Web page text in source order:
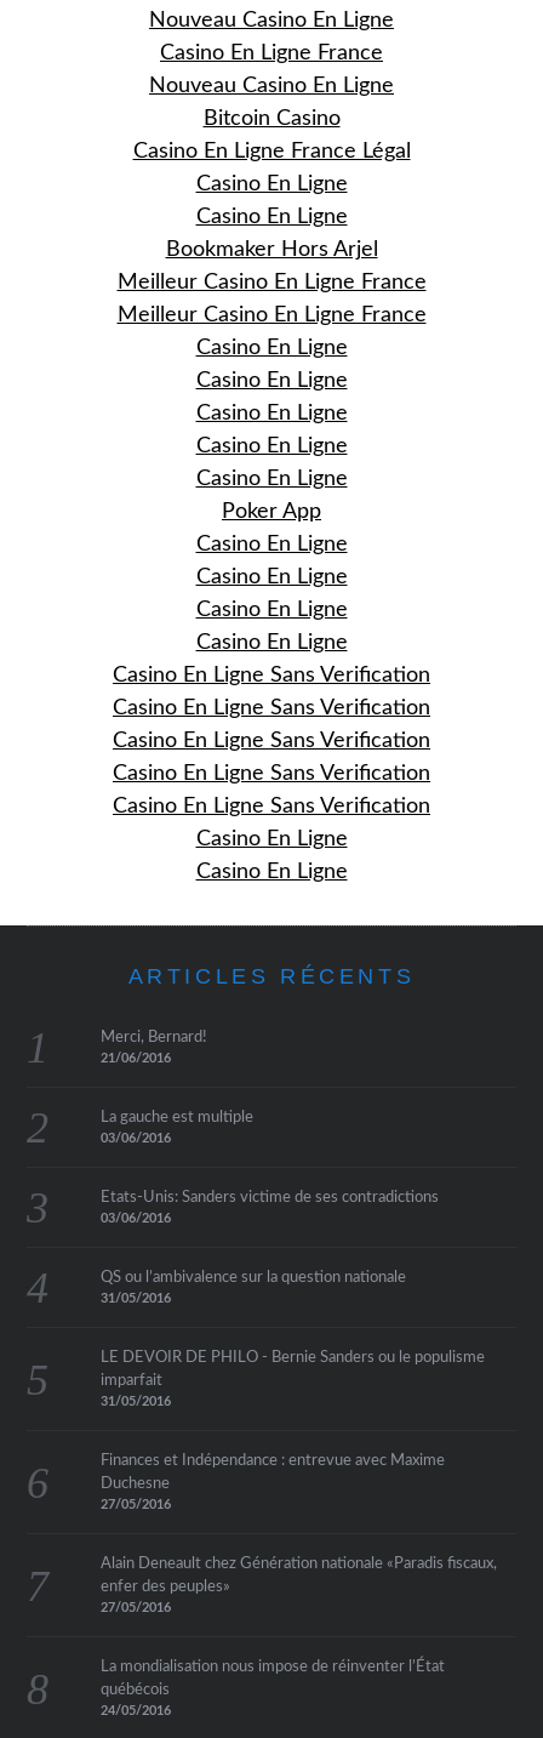
Nouveau Casino En Ligne
Casino En Ligne France
Nouveau Casino En Ligne
Bitcoin Casino
Casino En Ligne France Légal
Casino En Ligne
Casino En Ligne
Bookmaker Hors Arjel
Meilleur Casino En Ligne France
Meilleur Casino En Ligne France
Casino En Ligne
Casino En Ligne
Casino En Ligne
Casino En Ligne
Casino En Ligne
Poker App
Casino En Ligne
Casino En Ligne
Casino En Ligne
Casino En Ligne
Casino En Ligne Sans Verification
Casino En Ligne Sans Verification
Casino En Ligne Sans Verification
Casino En Ligne Sans Verification
Casino En Ligne Sans Verification
Casino En Ligne
Casino En Ligne
ARTICLES RÉCENTS
Merci, Bernard!
21/06/2016
La gauche est multiple
03/06/2016
Etats-Unis: Sanders victime de ses contradictions
03/06/2016
QS ou l’ambivalence sur la question nationale
31/05/2016
LE DEVOIR DE PHILO - Bernie Sanders ou le populisme
imparfait
31/05/2016
Finances et Indépendance : entrevue avec Maxime
Duchesne
27/05/2016
Alain Deneault chez Génération nationale «Paradis fiscaux,
enfer des peuples»
27/05/2016
La mondialisation nous impose de réinventer l’État
québécois
24/05/2016